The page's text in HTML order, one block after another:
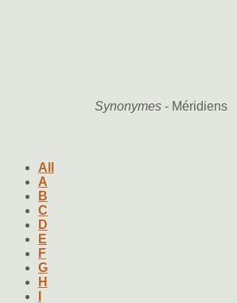
Synonymes - Méridiens
All
A
B
C
D
E
F
G
H